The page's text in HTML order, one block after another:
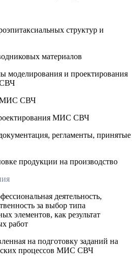
структур и
материалов
моделирования и проектирования
МИС СВЧ
МИС СВЧ
регламенты, принятые
продукции на производство
деятельность,
за выбор типа
элементов, как результат
работ
на подготовку заданий на
процессов МИС СВЧ